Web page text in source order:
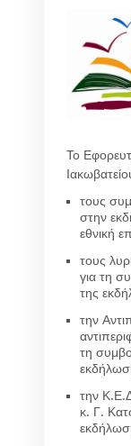
Το
τους
στην
εθνική
τους
για τη
της
την
τη
την
κ. Γ.